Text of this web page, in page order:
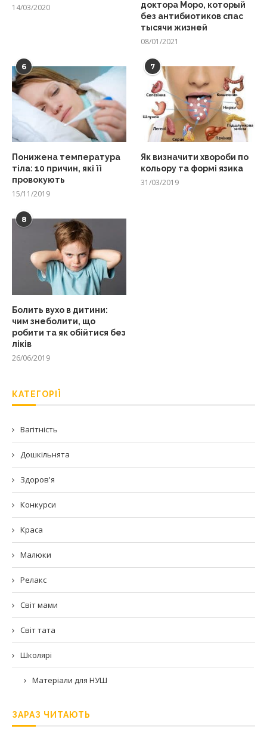
14/03/2020
доктора Моро, который
без антибиотиков спас
тысячи жизней
08/01/2021
6
Понижена температура
тіла: 10 причин, які її
провокують
15/11/2019
7
Як визначити хвороби по
кольору та формі язика
31/03/2019
8
Болить вухо в дитини:
чим знеболити, що
робити та як обійтися без
ліків
26/06/2019
КАТЕГОРІЇ
Вагітність
Дошкільнята
Здоров'я
Конкурси
Краса
Малюки
Релакс
Світ мами
Світ тата
Школярі
Матеріали для НУШ
ЗАРАЗ ЧИТАЮТЬ